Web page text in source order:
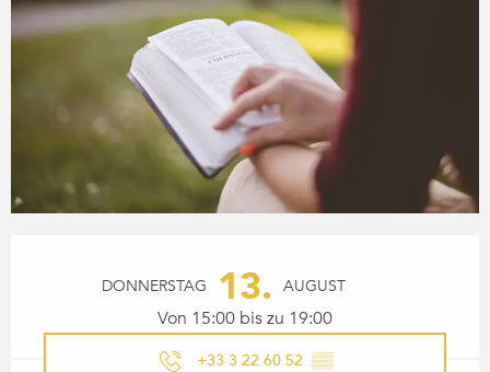
DONNERSTAG 13. AUGUST
Von 15:00 bis zu 19:00
+33 3 22 60 52 ▒▒